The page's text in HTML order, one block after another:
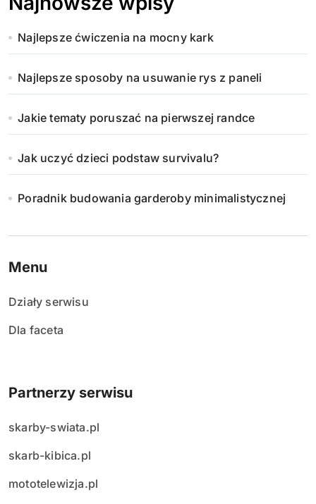
Najlepsze ćwiczenia na mocny kark
Najlepsze sposoby na usuwanie rys z paneli
Jakie tematy poruszać na pierwszej randce
Jak uczyć dzieci podstaw survivalu?
Poradnik budowania garderoby minimalistycznej
Menu
Działy serwisu
Dla faceta
Partnerzy serwisu
skarby-swiata.pl
skarb-kibica.pl
mototelewizja.pl